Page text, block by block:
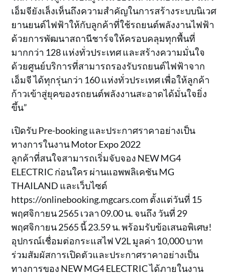
เอ็มจียังเล็งเห็นถึงความสำคัญในการสร้างระบบนิเวศ
ยานยนต์ไฟฟ้าให้กับลูกค้าที่ใช้รถยนต์พลังงานไฟฟ้า
ด้วยการพัฒนาสถานีชาร์จให้ครอบคลุมทุกพื้นที่
มากกว่า 128 แห่งทั่วประเทศ และสร้างความมั่นใจ
ด้วยศูนย์บริการที่สามารถรองรับรถยนต์ไฟฟ้าจาก
เอ็มจี ได้ทุกรุ่นกว่า 160 แห่งทั่วประเทศ เพื่อให้ลูกค้า
ก้าวเข้าสู่ยุคของรถยนต์พลังงานสะอาดได้มั่นใจยิ่ง
ขึ้น”
เปิดรับ Pre-booking และประกาศราคาอย่างเป็น
ทางการในงาน Motor Expo 2022
ลูกค้าที่สนใจสามารถเริ่มจับจอง NEW MG4
ELECTRIC ก่อนใคร ผ่านแอพพลิเคชัน MG
THAILAND และเว็บไซต์
https://onlinebooking.mgcars.com ตั้งแต่วันที่ 15
พฤศจิกายน 2565 เวลา 09.00 น. จนถึง วันที่ 29
พฤศจิกายน 2565 นี้ 23.59 น. พร้อมรับข้อเสนอพิเศษ!
อุปกรณ์เชื่อมต่อกระแสไฟ V2L มูลค่า 10,000 บาท
ร่วมสัมผัสการเปิดตัวและประกาศราคาอย่างเป็น
ทางการของ NEW MG4 ELECTRIC ได้ภายในงาน